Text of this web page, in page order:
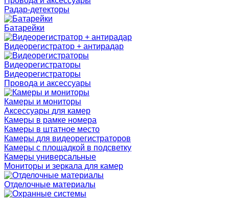
Радар-детекторы
Батарейки
Видеорегистратор + антирадар
Видеорегистраторы
Видеорегистраторы
Провода и аксессуары
Камеры и мониторы
Аксессуары для камер
Камеры в рамке номера
Камеры в штатное место
Камеры для видеорегистраторов
Камеры с площадкой в подсветку
Камеры универсальные
Мониторы и зеркала для камер
Отделочные материалы